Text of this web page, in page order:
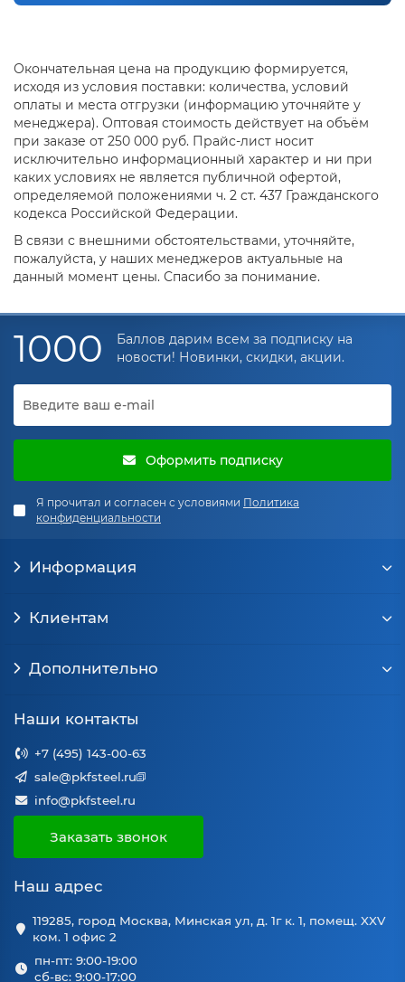
Окончательная цена на продукцию формируется,
исходя из условия поставки: количества, условий
оплаты и места отгрузки (информацию уточняйте у
менеджера). Оптовая стоимость действует на объём
при заказе от 250 000 руб. Прайс-лист носит
исключительно информационный характер и ни при
каких условиях не является публичной офертой,
определяемой положениями ч. 2 ст. 437 Гражданского
кодекса Российской Федерации.
В связи с внешними обстоятельствами, уточняйте,
пожалуйста, у наших менеджеров актуальные на
данный момент цены. Спасибо за понимание.
1000
Баллов дарим всем за подписку на
новости! Новинки, скидки, акции.
Оформить подписку
Я прочитал и согласен с условиями Политика
конфиденциальности
Информация
Клиентам
Дополнительно
Наши контакты
+7 (495) 143-00-63
sale@pkfsteel.ru
info@pkfsteel.ru
Заказать звонок
Наш адрес
119285, город Москва, Минская ул, д. 1г к. 1, помещ. XXV
ком. 1 офис 2
пн-пт: 9:00-19:00
сб-вс: 9:00-17:00